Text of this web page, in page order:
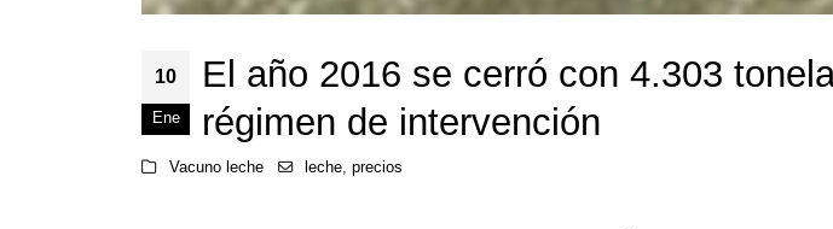
10
Ene
El año 2016 se cerró con 4.303
régimen de intervención
Vacuno leche leche ,precios